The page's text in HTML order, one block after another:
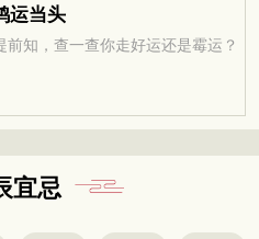
运当头
前知，查一查你走好运还是霉运？
宜忌